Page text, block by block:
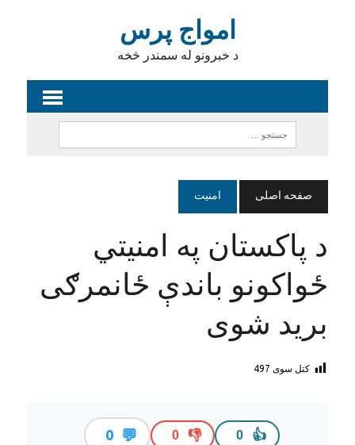
امواج پرس
د خبرونو له سمندر څخه
صفحه اصلی امنیت
د پاکستان په امنیتي
ځواکونو باندې ځانمرګی
برید شوی
کتل سوی 497
👍
0
👎
0
💬
0